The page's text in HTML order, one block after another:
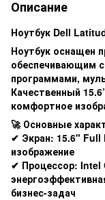
Описание
Ноутбук Dell
Ноутбук оснащен
обеспечивающим
программами,
Качественный
комфортное
🚀 Основные
✔ Экран: 15.6" Full
изображение
✔ Процессор: Intel
бизнес-задач